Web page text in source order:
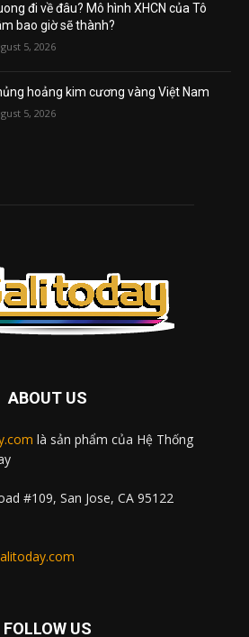
đi về đâu? Mô hình XHCN của Tô
bao giờ sẽ thành?
5, 2026
hoảng kim cương vàng Việt Nam
5, 2026
ABOUT US
là sản phẩm của Hệ Thống
#109, San Jose, CA 95122
FOLLOW US